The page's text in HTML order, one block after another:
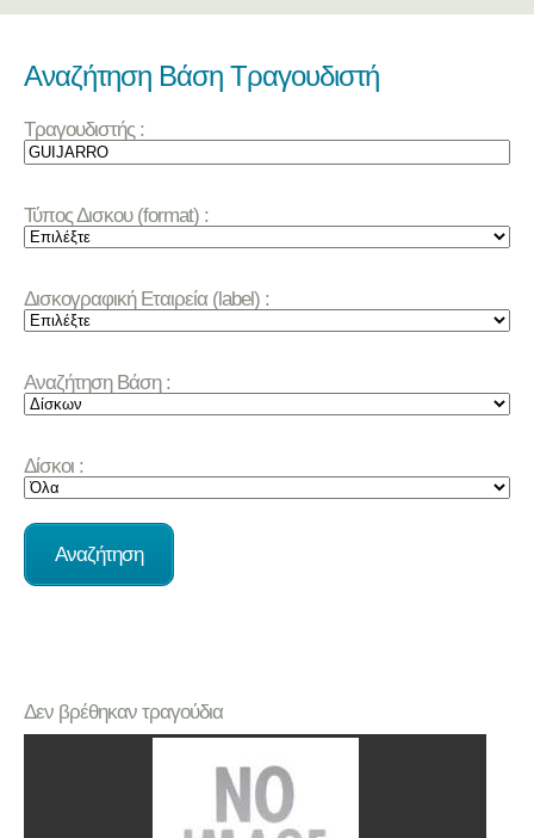
Αναζήτηση Βάση Τραγουδιστή
Τραγουδιστής :
Τύπος Δισκου (format) :
Δισκογραφική Εταιρεία (label) :
Αναζήτηση Βάση :
Δίσκοι :
Δεν βρέθηκαν τραγούδια